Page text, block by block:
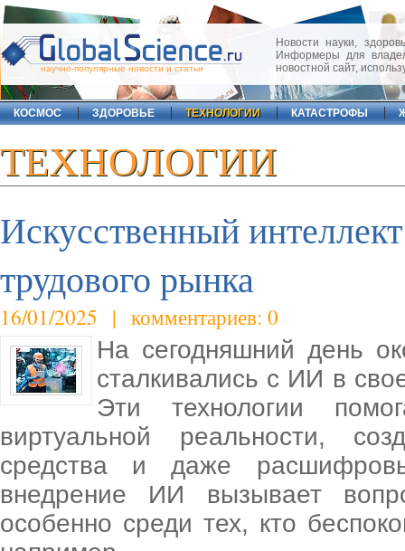
научно-популярные новости и статьи
Новости науки,
Информеры для
новостной сайт,
КОСМОС ЗДОРОВЬЕ ТЕХНОЛОГИИ КАТАСТРОФЫ
ТЕХНОЛОГИИ
Искусственный
трудового рынка
16/01/2025 | комментариев: 0
На сегодняшний день
сталкивались с ИИ в
Эти технологии
виртуальной реальности,
средства и даже
внедрение ИИ вызывает
особенно среди тех, кто